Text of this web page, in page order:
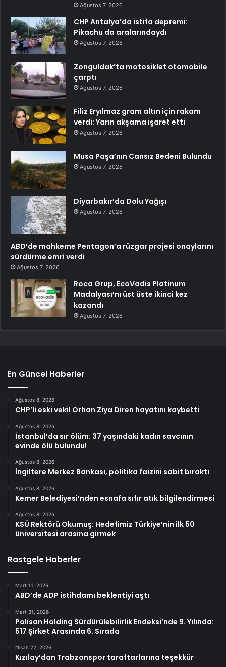
Ağustos 7, 2026
CHP Antalya’da istifa depremi:
Pikachu da aralarındaydı
Ağustos 7, 2026
Zonguldak’ta motosiklet otomobile
çarptı
Ağustos 7, 2026
Filiz Eryılmaz gram altın için rakam
verdi: Yarın akşama işaret etti
Ağustos 7, 2026
Musa Paşa’nın Cansız Bedeni Bulundu
Ağustos 7, 2026
Diyarbakır’da Dolu Yağışı
Ağustos 7, 2026
ABD’de mahkeme Pentagon’a rüzgar projesi onaylarını
sürdürme emri verdi
Ağustos 7, 2026
Roca Grup, EcoVadis Platinum
Madalyası’nı üst üste ikinci kez
kazandı
Ağustos 7, 2026
En Güncel Haberler
Ağustos 8, 2026
CHP’li eski vekil Orhan Ziya Diren hayatını kaybetti
Ağustos 8, 2026
İstanbul’da sır ölüm: 37 yaşındaki kadın savcının
evinde ölü bulundu!
Ağustos 8, 2026
İngiltere Merkez Bankası, politika faizini sabit bıraktı
Ağustos 8, 2026
Kemer Belediyesi’nden esnafa sıfır atık bilgilendirmesi
Ağustos 8, 2026
KSÜ Rektörü Okumuş: Hedefimiz Türkiye’nin ilk 50
üniversitesi arasına girmek
Rastgele Haberler
Mart 11, 2026
ABD’de ADP istihdamı beklentiyi aştı
Mart 31, 2026
Polisan Holding Sürdürülebilirlik Endeksi’nde 9. Yılında:
517 Şirket Arasında 6. Sırada
Nisan 22, 2026
Kızılay’dan Trabzonspor taraftarlarına teşekkür